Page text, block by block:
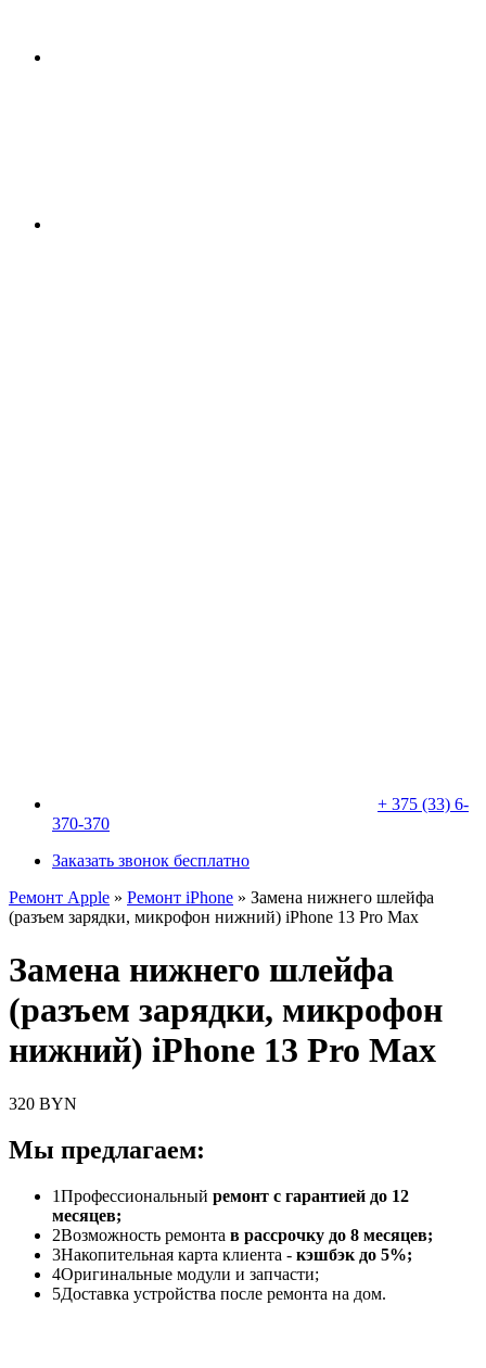
+ 375 (33) 6-
370-370
Заказать звонок бесплатно
Ремонт Apple » Ремонт iPhone » Замена нижнего шлейфа
(разъем зарядки, микрофон нижний) iPhone 13 Pro Max
Замена нижнего шлейфа
(разъем зарядки, микрофон
нижний) iPhone 13 Pro Max
320 BYN
Мы предлагаем:
1Профессиональный ремонт с гарантией до 12
месяцев;
2Возможность ремонта в рассрочку до 8 месяцев;
3Накопительная карта клиента - кэшбэк до 5%;
4Оригинальные модули и запчасти;
5Доставка устройства после ремонта на дом.